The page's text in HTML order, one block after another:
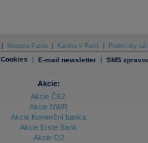
Skupina Patria Kariéra v Patrii Podmínky
Cookies | E-mail newsletter | SMS
Akcie:
Akcie ČEZ
Akcie NWR
Akcie Komerční banka
Akcie Erste Bank
Akcie O2